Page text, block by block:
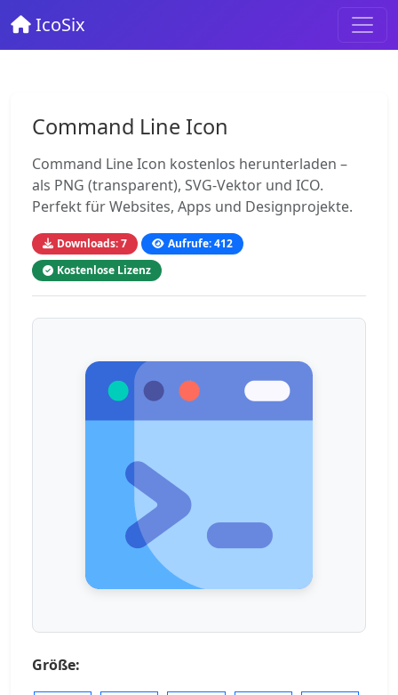
IcoSix
Command Line Icon
Command Line Icon kostenlos herunterladen –
als PNG (transparent), SVG-Vektor und ICO.
Perfekt für Websites, Apps und Designprojekte.
Downloads: 7
Aufrufe: 412
Kostenlose Lizenz
Größe: